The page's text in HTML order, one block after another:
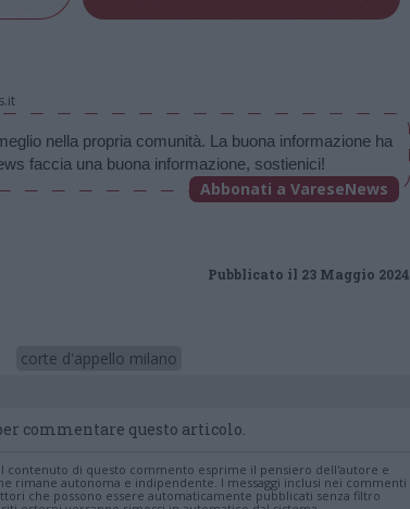
nella propria comunità. La buona informazione ha
faccia una buona informazione, sostienici!
Abbonati a VareseNews
Pubblicato il 23 Maggio 2024
corte d'appello milano
commentare questo articolo.
contenuto di questo commento esprime il pensiero dell'autore e
rimane autonoma e indipendente. I messaggi inclusi nei commenti
che possono essere automaticamente pubblicati senza filtro